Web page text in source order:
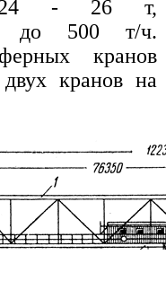
24 - 26 т,
- до 500 т/ч.
кранов
кранов на